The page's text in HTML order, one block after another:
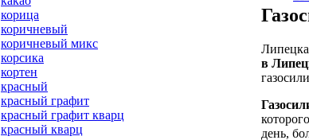
корица
коричневый
коричневый микс
корсика
кортен
красный
красный графит
красный графит кварц
красный кварц
в
день,